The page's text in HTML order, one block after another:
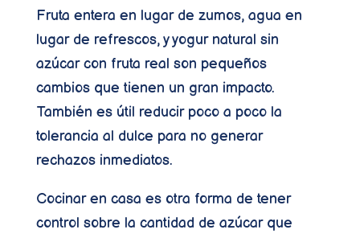
Fruta entera en lugar de zumos, agua en
lugar de refrescos, y yogur natural sin
azúcar con fruta real son pequeños
cambios que tienen un gran impacto.
También es útil reducir poco a poco la
tolerancia al dulce para no generar
rechazos inmediatos.
Cocinar en casa es otra forma de tener
control sobre la cantidad de azúcar que